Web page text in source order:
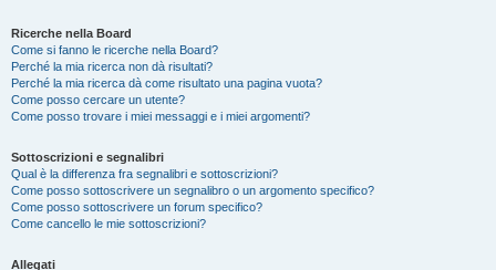
Ricerche nella Board
Come si fanno le ricerche nella Board?
Perché la mia ricerca non dà risultati?
Perché la mia ricerca dà come risultato una pagina vuota?
Come posso cercare un utente?
Come posso trovare i miei messaggi e i miei argomenti?
Sottoscrizioni e segnalibri
Qual è la differenza fra segnalibri e sottoscrizioni?
Come posso sottoscrivere un segnalibro o un argomento specifico?
Come posso sottoscrivere un forum specifico?
Come cancello le mie sottoscrizioni?
Allegati